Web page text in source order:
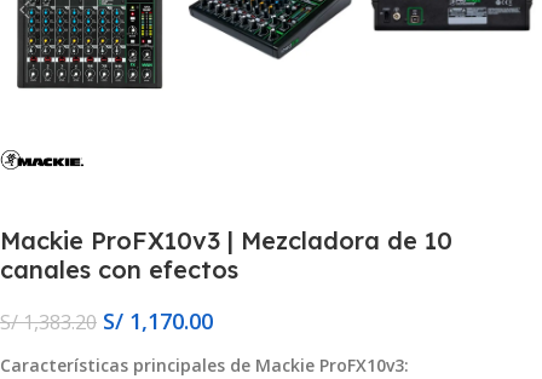
Mackie ProFX10v3 | Mezcladora de 10
canales con efectos
S/1,383.20 S/ 1,170.00
Características principales de Mackie ProFX10v3: